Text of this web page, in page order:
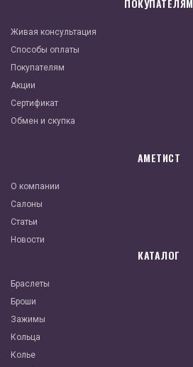
ПОКУПАТЕЛЯМ
Живая консультация
Способы оплаты
Покупателям
Акции
Сертификат
Обмен и скупка
АМЕТИСТ
О компании
Салоны
Статьи
Новости
КАТАЛОГ
Браслеты
Броши
Зажимы
Кольца
Колье